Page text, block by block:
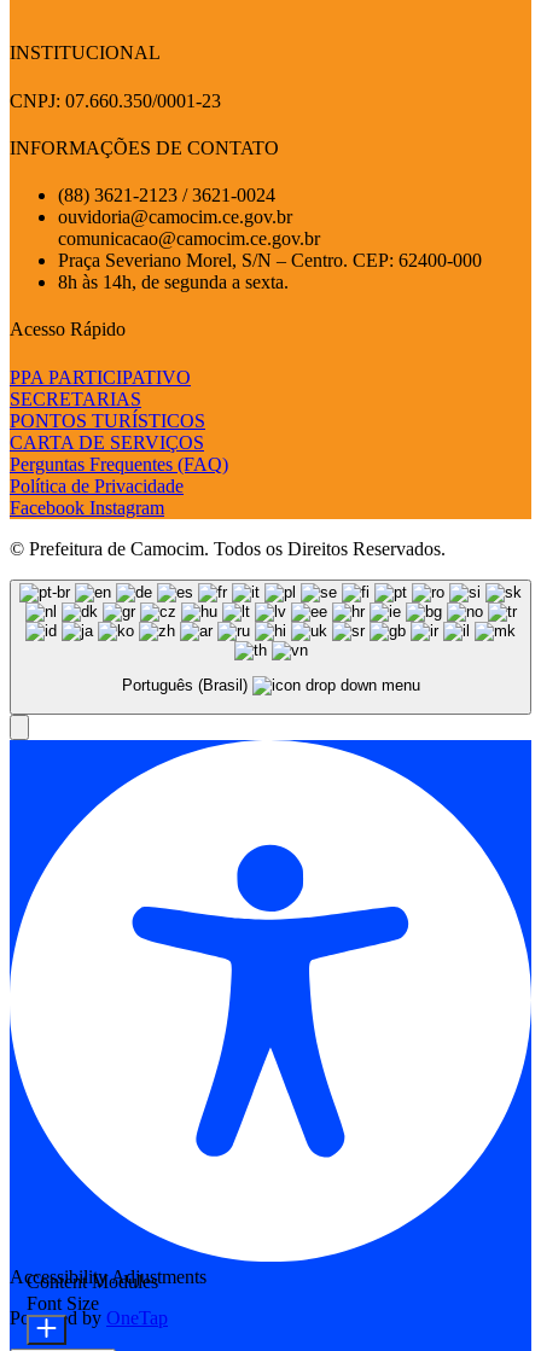
INSTITUCIONAL
CNPJ: 07.660.350/0001-23
INFORMAÇÕES DE CONTATO
(88) 3621-2123 / 3621-0024
ouvidoria@camocim.ce.gov.br
comunicacao@camocim.ce.gov.br
Praça Severiano Morel, S/N – Centro. CEP: 62400-000
8h às 14h, de segunda a sexta.
Acesso Rápido
PPA PARTICIPATIVO
SECRETARIAS
PONTOS TURÍSTICOS
CARTA DE SERVIÇOS
Perguntas Frequentes (FAQ)
Política de Privacidade
Facebook Instagram
© Prefeitura de Camocim. Todos os Direitos Reservados.
Português (Brasil)
Accessibility Adjustments
Powered by OneTap
Content Modules
Font Size